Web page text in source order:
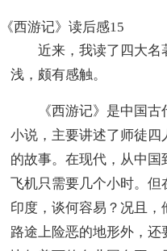
《西游记》读后感15
近来，我读了四大名
浅，颇有感触。
《西游记》是中国
小说，主要讲述了师徒
的故事。在现代，从中国
飞机只需要几个小时。但
印度，谈何容易？况且
路途上险恶的地形外，还